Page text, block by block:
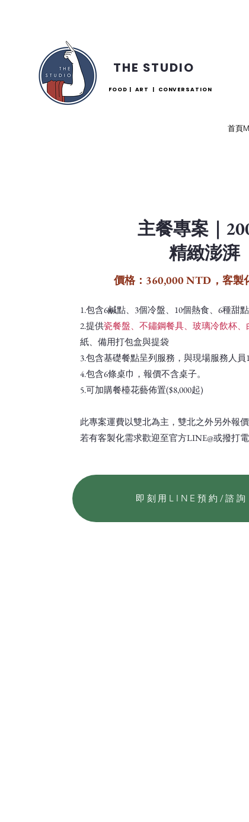
THE STUDIO
FOOD | ART | CONVERSATION
首頁
主餐專案｜
​精緻澎湃
價格：360,000 NTD，客製
1.包含6鹹點、3個冷盤、10個熱食、6種甜
2.提供瓷餐盤、不鏽鋼餐具、玻璃冷飲杯、
紙、備用打包盒與提袋
3.包含基礎餐點呈列服務，與現場服務人員
4.包含6條桌巾，報價不含桌子。
5.可加購餐檯花藝佈置($8,000起)
此專案運費以雙北為主，雙北之外另外報價
若有客製化需求歡迎至官方LINE@或撥打電
即刻用LINE預約/諮詢